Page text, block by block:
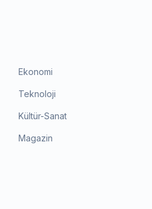
Ekonomi
Teknoloji
Kültür-Sanat
Magazin